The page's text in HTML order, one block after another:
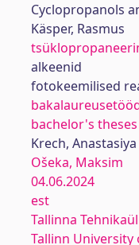
Cyclopropanols
Käsper, Rasmus
alkeenid
fotokeemilised
bachelor's theses
Krech,
Ošeka, Maksim
04.06.2024
est
Tallinna
Tallinn University